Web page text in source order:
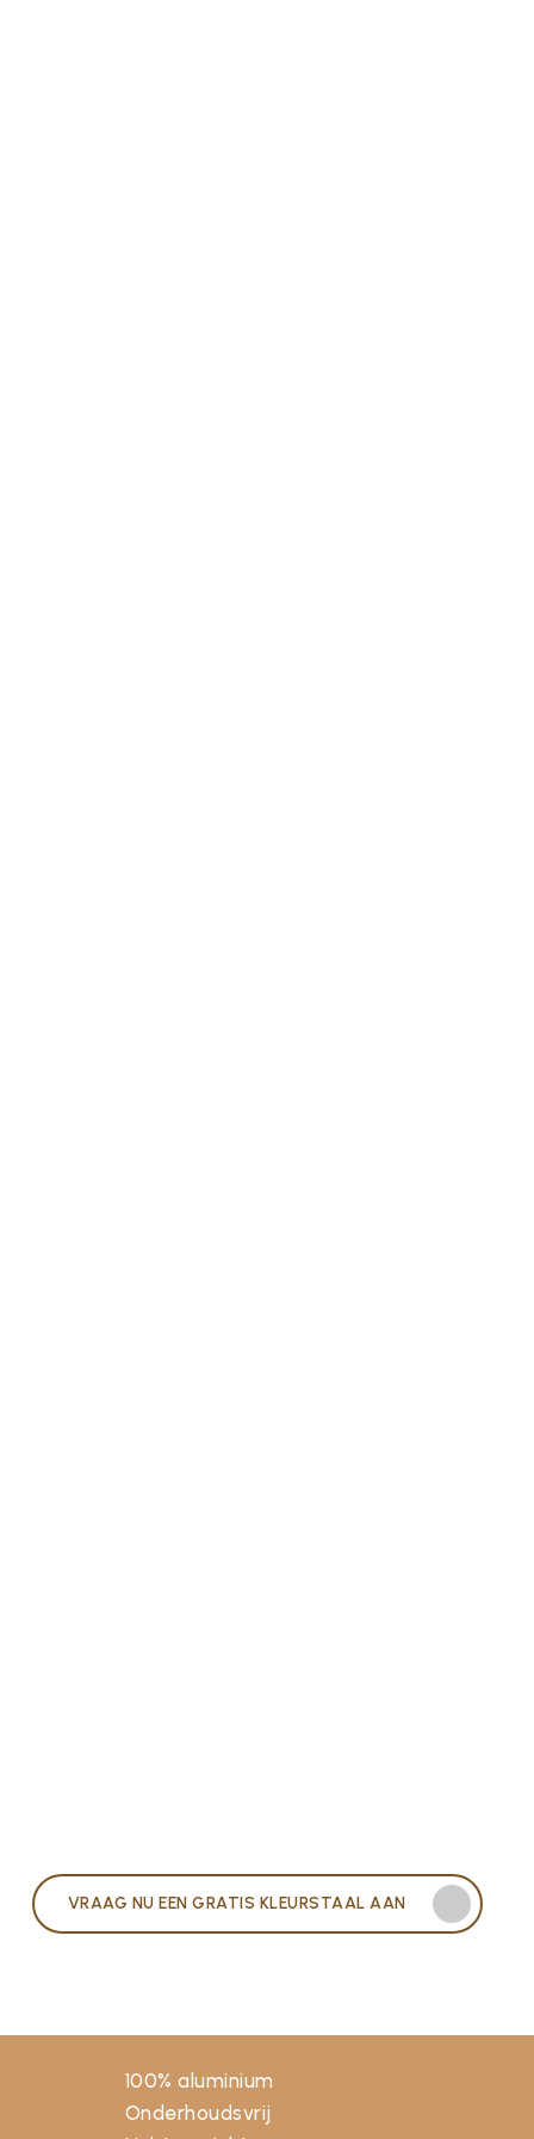
VRAAG NU EEN GRATIS KLEURSTAAL AAN
100% aluminium
Onderhoudsvrij